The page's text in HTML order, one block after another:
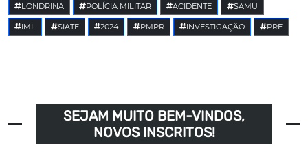
LONDRINA POLÍCIA MILITAR ACIDENTE SAMU
IML SIATE 2024 PMPR INVESTIGAÇÃO PRE
SEJAM MUITO BEM-VINDOS,
NOVOS INSCRITOS!